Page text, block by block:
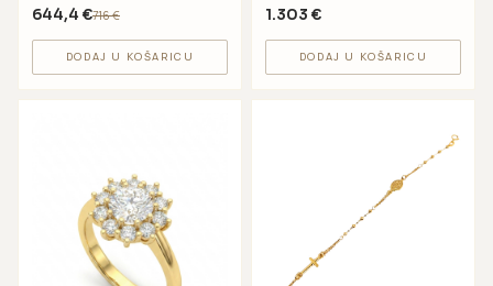
644,4 €716€
DODAJ U KOŠARICU
1.303 €
DODAJ U KOŠARICU